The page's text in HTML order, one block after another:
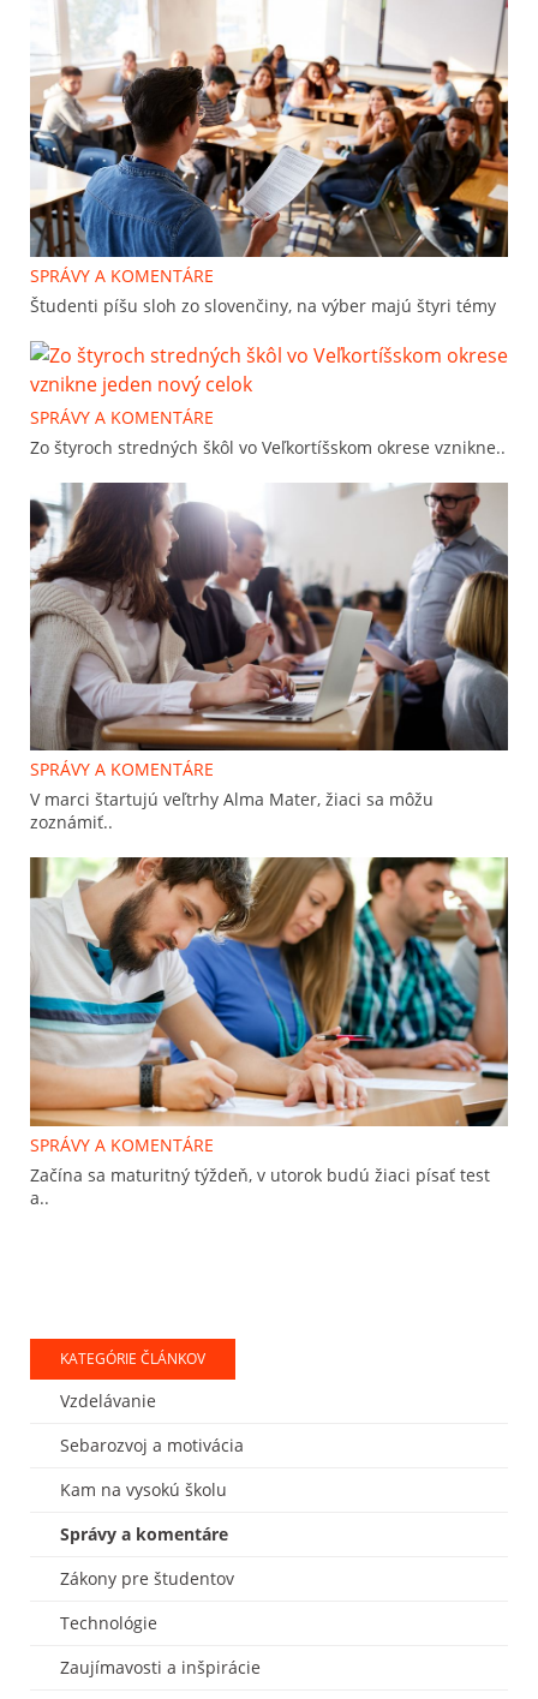
SPRÁVY A KOMENTÁRE
Študenti píšu sloh zo slovenčiny, na výber majú štyri témy
SPRÁVY A KOMENTÁRE
Zo štyroch stredných škôl vo Veľkortíšskom okrese vznikne..
SPRÁVY A KOMENTÁRE
V marci štartujú veľtrhy Alma Mater, žiaci sa môžu
zoznámiť..
SPRÁVY A KOMENTÁRE
Začína sa maturitný týždeň, v utorok budú žiaci písať test
a..
KATEGÓRIE ČLÁNKOV
Vzdelávanie
Sebarozvoj a motivácia
Kam na vysokú školu
Správy a komentáre
Zákony pre študentov
Technológie
Zaujímavosti a inšpirácie